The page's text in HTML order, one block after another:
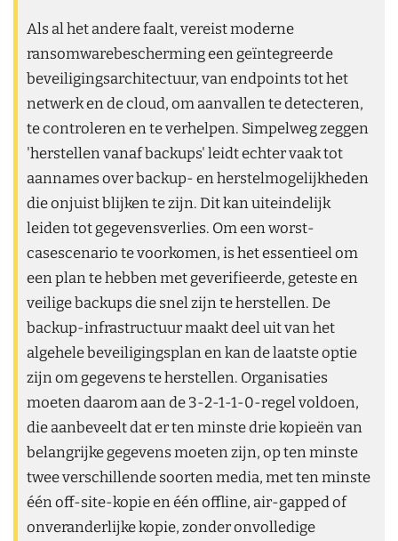
Als al het andere faalt, vereist moderne
ransomwarebescherming een geïntegreerde
beveiligingsarchitectuur, van endpoints tot het
netwerk en de cloud, om aanvallen te detecteren,
te controleren en te verhelpen. Simpelweg zeggen
'herstellen vanaf backups' leidt echter vaak tot
aannames over backup- en herstelmogelijkheden
die onjuist blijken te zijn. Dit kan uiteindelijk
leiden tot gegevensverlies. Om een worst-
casescenario te voorkomen, is het essentieel om
een plan te hebben met geverifieerde, geteste en
veilige backups die snel zijn te herstellen. De
backup-infrastructuur maakt deel uit van het
algehele beveiligingsplan en kan de laatste optie
zijn om gegevens te herstellen. Organisaties
moeten daarom aan de 3-2-1-1-0-regel voldoen,
die aanbeveelt dat er ten minste drie kopieën van
belangrijke gegevens moeten zijn, op ten minste
twee verschillende soorten media, met ten minste
één off-site-kopie en één offline, air-gapped of
onveranderlijke kopie, zonder onvolledige